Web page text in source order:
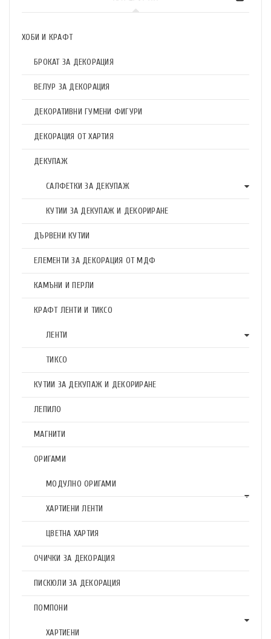
ХОБИ И КРАФТ
БРОКАТ ЗА ДЕКОРАЦИЯ
ВЕЛУР ЗА ДЕКОРАЦИЯ
ДЕКОРАТИВНИ ГУМЕНИ ФИГУРИ
ДЕКОРАЦИЯ ОТ ХАРТИЯ
ДЕКУПАЖ
САЛФЕТКИ ЗА ДЕКУПАЖ
КУТИИ ЗА ДЕКУПАЖ И ДЕКОРИРАНЕ
ДЪРВЕНИ КУТИИ
ЕЛЕМЕНТИ ЗА ДЕКОРАЦИЯ ОТ МДФ
КАМЪНИ И ПЕРЛИ
КРАФТ ЛЕНТИ И ТИКСО
ЛЕНТИ
ТИКСО
КУТИИ ЗА ДЕКУПАЖ И ДЕКОРИРАНЕ
ЛЕПИЛО
МАГНИТИ
ОРИГАМИ
МОДУЛНО ОРИГАМИ
ХАРТИЕНИ ЛЕНТИ
ЦВЕТНА ХАРТИЯ
ОЧИЧКИ ЗА ДЕКОРАЦИЯ
ПИСКЮЛИ ЗА ДЕКОРАЦИЯ
ПОМПОНИ
ХАРТИЕНИ